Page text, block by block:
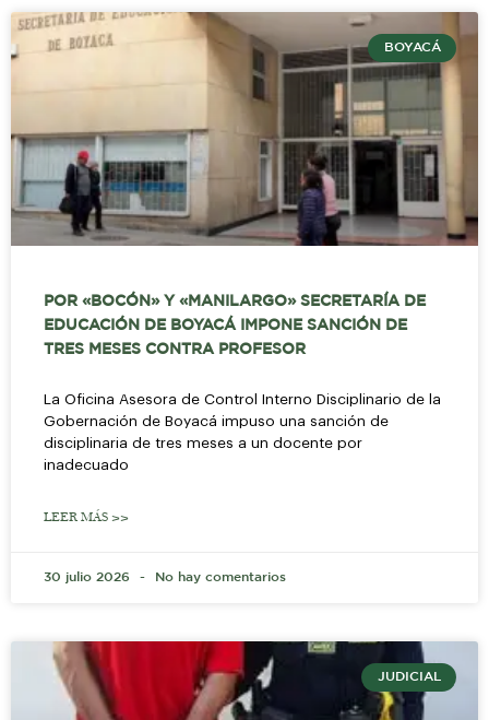
BOYACÁ
POR «BOCÓN» Y «MANILARGO» SECRETARÍA DE
EDUCACIÓN DE BOYACÁ IMPONE SANCIÓN DE
TRES MESES CONTRA PROFESOR
La Oficina Asesora de Control Interno Disciplinario de la
Gobernación de Boyacá impuso una sanción de
disciplinaria de tres meses a un docente por
inadecuado
LEER MÁS >>
30 julio 2026 No hay comentarios
JUDICIAL